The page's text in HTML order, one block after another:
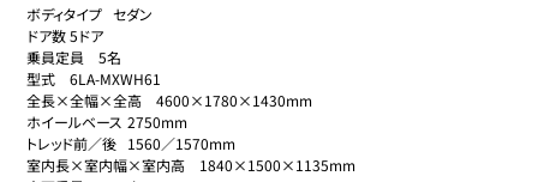
ボディタイプ	セダン
ドア数	5ドア
乗員定員	5名
型式	6LA-MXWH61
全長×全幅×全高	4600×1780×1430mm
ホイールベース	2750mm
トレッド前／後	1560／1570mm
室内長×室内幅×室内高	1840×1500×1135mm